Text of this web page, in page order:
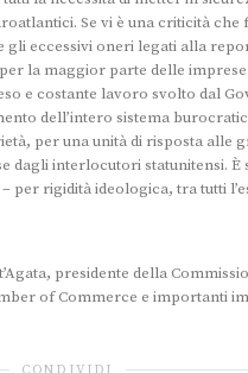
Se vi è una criticità
eccessivi oneri legati alla
la maggior parte delle
e costante lavoro svolto dal
dell’intero sistema
per una unità di risposta alle
dagli interlocutori statunitensi.
per rigidità ideologica, tra tutti
presidente della
of Commerce e importanti